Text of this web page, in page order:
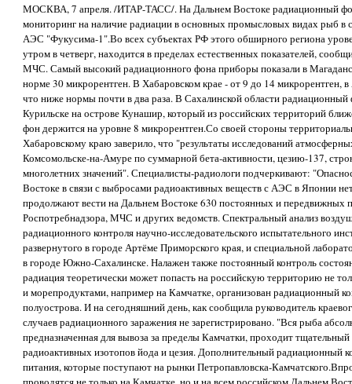
МОСКВА, 7 апреля. /ИТАР-ТАСС/. На Дальнем Востоке радиационный
мониторинг на наличие радиации в основных промысловых видах рыб в
АЭС "Фукусима-1".Во всех субъектах РФ этого обширного региона
утром в четверг, находится в пределах естественных показателей,
МЧС. Самый высокий радиационного фона приборы показали в
норме 30 микрорентген. В Хабаровском крае - от 9 до 14 микрорентген,
что ниже нормы почти в два раза. В Сахалинской области
Курильске на острове Кунашир, который из российских территорий
фон держится на уровне 8 микрорентген.Со своей стороны
Хабаровскому краю заверило, что "результаты исследований
Комсомольске-на-Амуре по суммарной бета-активности, цезию-137,
многолетних значений". Специалисты-радиологи подчеркивают:
Востоке в связи с выбросами радиоактивных веществ с АЭС в Японии
продолжают вести на Дальнем Востоке 630 постоянных и передвижных
Роспотребнадзора, МЧС и других ведомств. Спектральный анализ
радиационного контроля научно-исследовательского испытательного
развернутого в городе Артёме Приморского края, и специальной
в городе Южно-Сахалинске. Налажен также постоянный контроль
радиация теоретически может попасть на российскую территорию не
и морепродуктами, например на Камчатке, организован радиационный
полуострова. И на сегодняшний день, как сообщила руководитель
случаев радиационного заражения не зарегистрировано. "Вся рыба
предназначенная для вывоза за пределы Камчатки, проходит
радиоактивных изотопов йода и цезия. Дополнительный радиационный
питания, которые поступают на рынки Петропавловска-